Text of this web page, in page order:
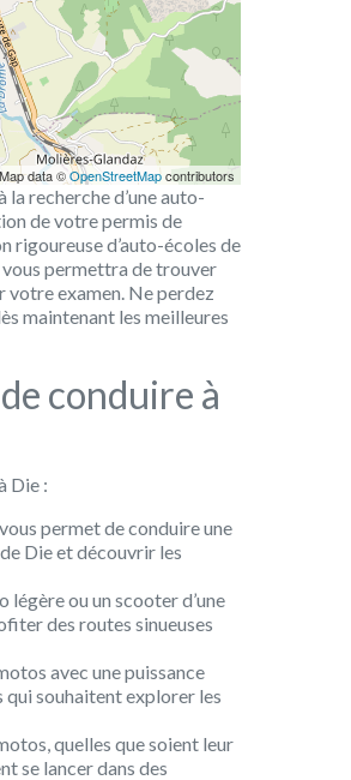
data ©OpenStreetMapcontributors
recherche d’une auto-
de votre permis de
rigoureuse d’auto-écoles de
permettra de trouver
votre examen. Ne perdez
maintenant les meilleures
conduire à
Die :
permet de conduire une
Die et découvrir les
ou un scooter d’une
des routes sinueuses
avec une puissance
qui souhaitent explorer les
quelles que soient leur
se lancer dans des